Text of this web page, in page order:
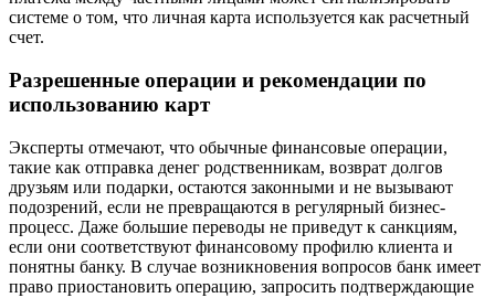
системе о том, что личная карта используется как расчетный
счет.
Разрешенные операции и рекомендации по
использованию карт
Эксперты отмечают, что обычные финансовые операции,
такие как отправка денег родственникам, возврат долгов
друзьям или подарки, остаются законными и не вызывают
подозрений, если не превращаются в регулярный бизнес-
процесс. Даже большие переводы не приведут к санкциям,
если они соответствуют финансовому профилю клиента и
понятны банку. В случае возникновения вопросов банк имеет
право приостановить операцию, запросить подтверждающие